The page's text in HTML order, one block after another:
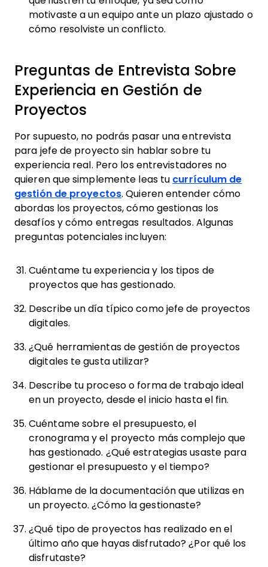
motivaste a un equipo ante un plazo ajustado o
cómo resolviste un conflicto.
Preguntas de Entrevista Sobre
Experiencia en Gestión de
Proyectos
Por supuesto, no podrás pasar una entrevista
para jefe de proyecto sin hablar sobre tu
experiencia real. Pero los entrevistadores no
quieren que simplemente leas tu currículum de
gestión de proyectos. Quieren entender cómo
abordas los proyectos, cómo gestionas los
desafíos y cómo entregas resultados. Algunas
preguntas potenciales incluyen:
Cuéntame tu experiencia y los tipos de
proyectos que has gestionado.
Describe un día típico como jefe de proyectos
digitales.
¿Qué herramientas de gestión de proyectos
digitales te gusta utilizar?
Describe tu proceso o forma de trabajo ideal
en un proyecto, desde el inicio hasta el fin.
Cuéntame sobre el presupuesto, el
cronograma y el proyecto más complejo que
has gestionado. ¿Qué estrategias usaste para
gestionar el presupuesto y el tiempo?
Háblame de la documentación que utilizas en
un proyecto. ¿Cómo la gestionaste?
¿Qué tipo de proyectos has realizado en el
último año que hayas disfrutado? ¿Por qué los
disfrutaste?